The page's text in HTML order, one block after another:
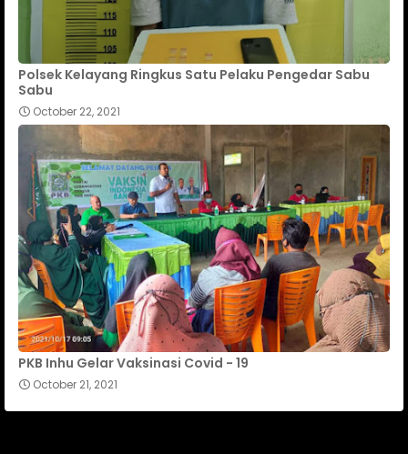
Polsek Kelayang Ringkus Satu Pelaku Pengedar Sabu
Sabu
October 22, 2021
PKB Inhu Gelar Vaksinasi Covid - 19
October 21, 2021